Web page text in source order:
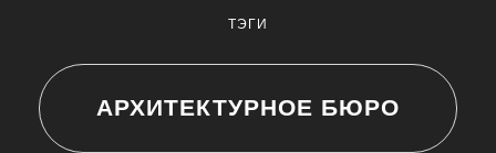
ТЭГИ
АРХИТЕКТУРНОЕ БЮРО